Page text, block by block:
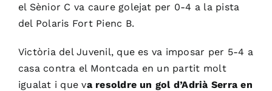
el Sènior C va caure golejat per 0-4 a la pista
del Polaris Fort Pienc B.
Victòria del Juvenil, que es va imposar per 5-4 a
casa contra el Montcada en un partit molt
igualat i que va resoldre un gol d’Adrià Serra en